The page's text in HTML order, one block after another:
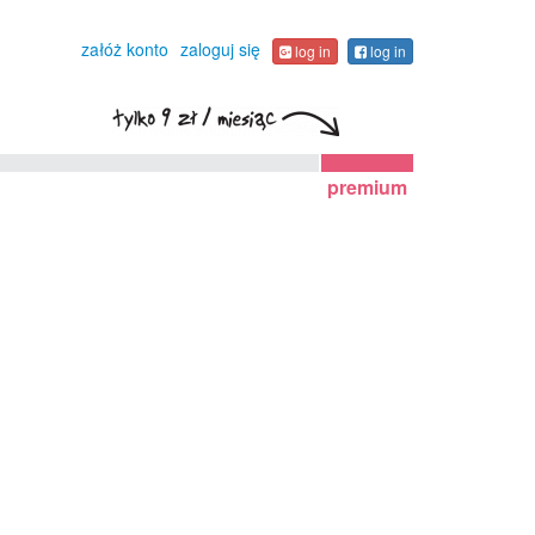
załóż konto zaloguj się log in log in
premium